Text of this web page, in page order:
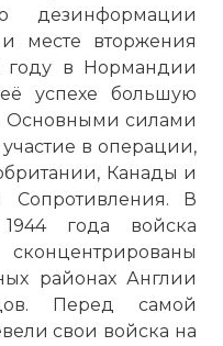
дезинформации
месте вторжения
году в Нормандии
успехе большую
Основными силами
в операции,
Канады и
Сопротивления. В
года войска
районах Англии
Перед самой
свои войска на